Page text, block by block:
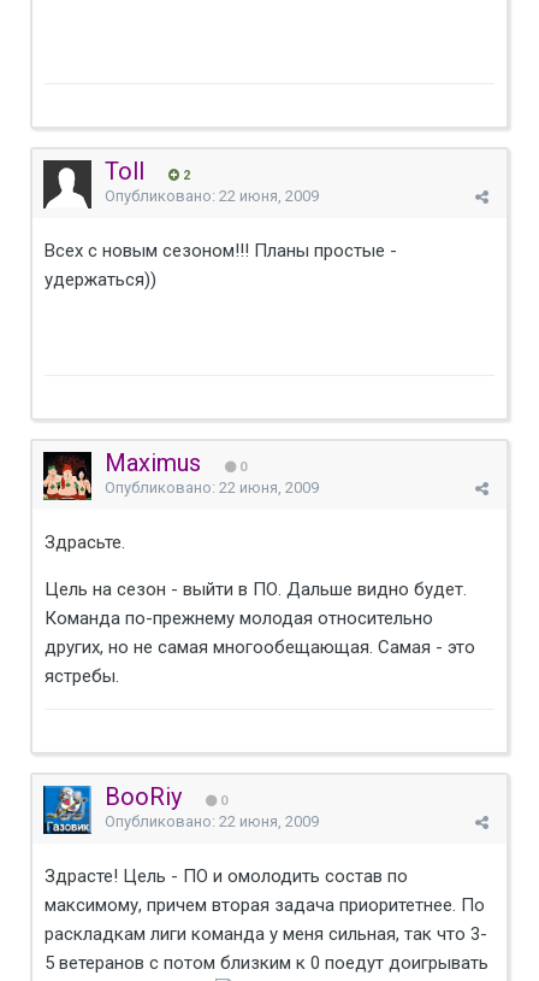
Toll 2
Опубликовано: 22 июня, 2009
Всех с новым сезоном!!! Планы простые -
удержаться))
Maximus 0
Опубликовано: 22 июня, 2009
Здрасьте.
Цель на сезон - выйти в ПО. Дальше видно будет.
Команда по-прежнему молодая относительно
других, но не самая многообещающая. Самая - это
ястребы.
BooRiy 0
Опубликовано: 22 июня, 2009
Здрасте! Цель - ПО и омолодить состав по
максимому, причем вторая задача приоритетнее. По
раскладкам лиги команда у меня сильная, так что 3-
5 ветеранов с потом близким к 0 поедут доигрывать